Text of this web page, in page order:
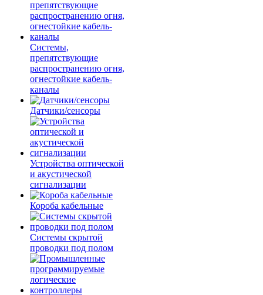
Системы,
препятствующие
распространению огня,
огнестойкие кабель-
каналы
Датчики/сенсоры
Устройства оптической
и акустической
сигнализации
Короба кабельные
Системы скрытой
проводки под полом